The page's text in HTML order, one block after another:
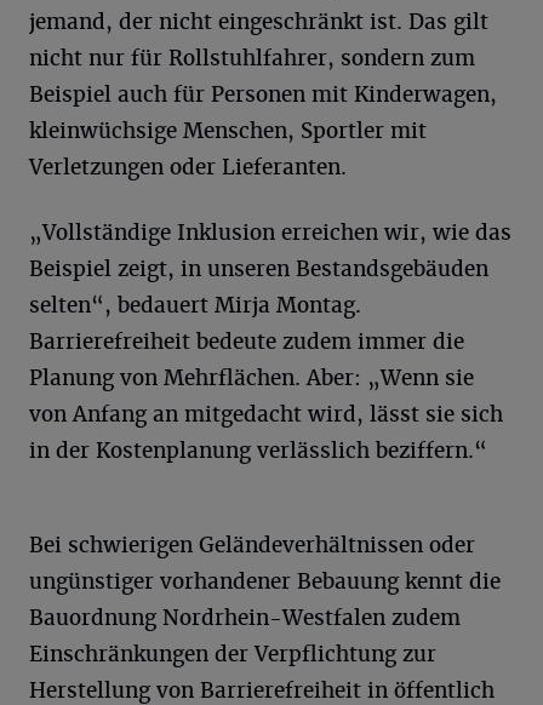
jemand, der nicht eingeschränkt ist. Das gilt
nicht nur für Rollstuhlfahrer, sondern zum
Beispiel auch für Personen mit Kinderwagen,
kleinwüchsige Menschen, Sportler mit
Verletzungen oder Lieferanten.
„Vollständige Inklusion erreichen wir, wie das
Beispiel zeigt, in unseren Bestandsgebäuden
selten“, bedauert Mirja Montag.
Barrierefreiheit bedeute zudem immer die
Planung von Mehrflächen. Aber: „Wenn sie
von Anfang an mitgedacht wird, lässt sie sich
in der Kostenplanung verlässlich beziffern.“
Bei schwierigen Geländeverhältnissen oder
ungünstiger vorhandener Bebauung kennt die
Bauordnung Nordrhein-Westfalen zudem
Einschränkungen der Verpflichtung zur
Herstellung von Barrierefreiheit in öffentlich